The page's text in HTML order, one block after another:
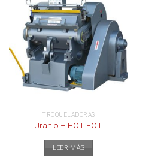
TROQUELADORAS
Uranio – HOT FOIL
LEER MÁS